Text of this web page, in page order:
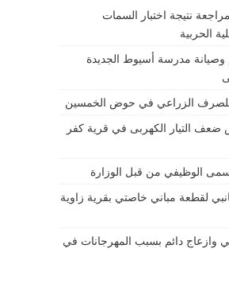
نتيجة اختبار السمات
الحربية
وصيانة مدرسة أسيوط الجديدة
للصرف الزراعي في حوض الخمسين
التيار الكهربى في قرية كفر
الوظيفي من قبل الوزارة
لقطعة مباني خاصتي بقرية زاوية
وازعاج دائم بسبب المهرجانات في